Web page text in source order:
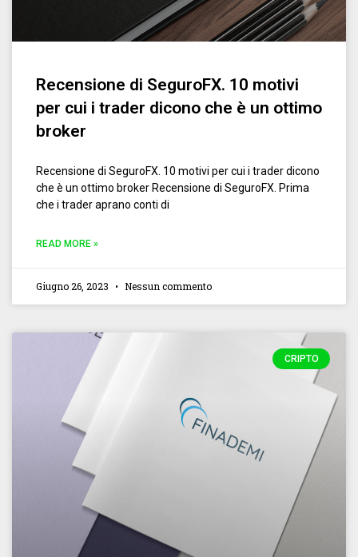
Recensione di SeguroFX. 10 motivi
per cui i trader dicono che è un ottimo
broker
Recensione di SeguroFX. 10 motivi per cui i trader dicono
che è un ottimo broker Recensione di SeguroFX. Prima
che i trader aprano conti di
READ MORE »
Giugno 26, 2023 Nessun commento
CRIPTO